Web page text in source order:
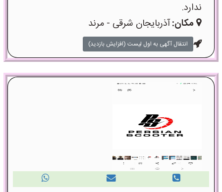
ندارد.
مکان:آذربایجان شرقی - مرند
انتقال آگهی به اول لیست (افزایش بازدید)